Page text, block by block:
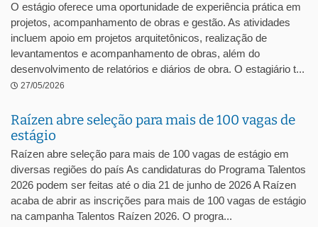
O estágio oferece uma oportunidade de experiência prática em
projetos, acompanhamento de obras e gestão. As atividades
incluem apoio em projetos arquitetônicos, realização de
levantamentos e acompanhamento de obras, além do
desenvolvimento de relatórios e diários de obra. O estagiário t...
27/05/2026
Raízen abre seleção para mais de 100 vagas de
estágio
Raízen abre seleção para mais de 100 vagas de estágio em
diversas regiões do país As candidaturas do Programa Talentos
2026 podem ser feitas até o dia 21 de junho de 2026 A Raízen
acaba de abrir as inscrições para mais de 100 vagas de estágio
na campanha Talentos Raízen 2026. O progra...